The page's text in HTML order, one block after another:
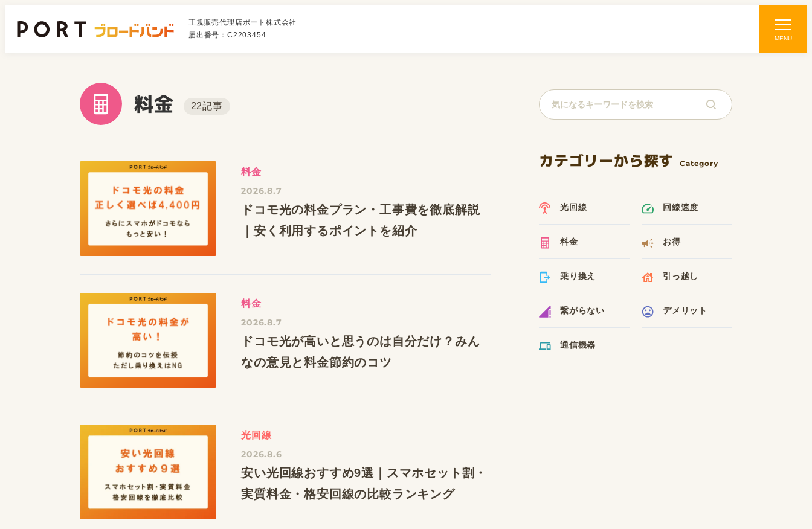
正規販売代理店ポート株式会社
届出番号：C2203454
MENU
料金 22記事
料金
2026.8.7
ドコモ光の料金プラン・工事費を徹底解説
｜安く利用するポイントを紹介
料金
2026.8.7
ドコモ光が高いと思うのは自分だけ？みん
なの意見と料金節約のコツ
光回線
2026.8.6
安い光回線おすすめ9選｜スマホセット割・
実質料金・格安回線の比較ランキング
カテゴリーから探す
光回線 回線速度
料金 お得
乗り換え 引っ越し
繋がらない デメリット
通信機器